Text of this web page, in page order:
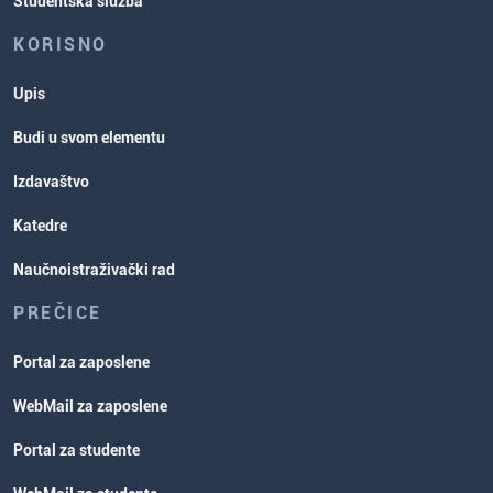
KORISNO
Upis
Budi u svom elementu
Izdavaštvo
Katedre
Naučnoistraživački rad
PREČICE
Portal za zaposlene
WebMail za zaposlene
Portal za studente